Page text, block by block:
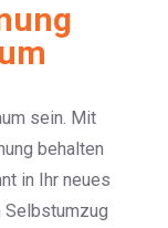
sein. Mit
behalten
in Ihr neues
Selbstumzug